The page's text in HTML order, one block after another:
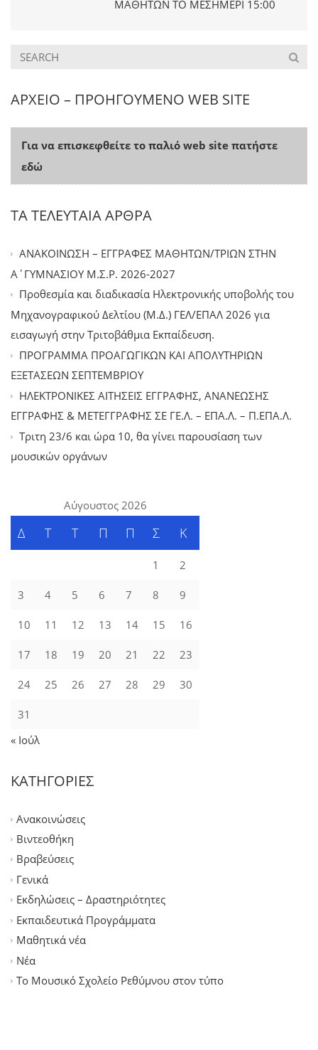
ΜΑΘΗΤΩΝ ΤΟ ΜΕΣΗΜΕΡΙ 15:00
ΑΡΧΕΙΟ – ΠΡΟΗΓΟΥΜΕΝΟ WEB SITE
Για να επισκεφθείτε το παλιό web site πατήστε
εδώ
ΤΑ ΤΕΛΕΥΤΑΙΑ ΑΡΘΡΑ
ΑΝΑΚΟΙΝΩΣΗ – ΕΓΓΡΑΦΕΣ ΜΑΘΗΤΩΝ/ΤΡΙΩΝ ΣΤΗΝ
Α΄ΓΥΜΝΑΣΙΟΥ Μ.Σ.Ρ. 2026-2027
Προθεσμία και διαδικασία Ηλεκτρονικής υποβολής του
Μηχανογραφικού Δελτίου (Μ.Δ.) ΓΕΛ/ΕΠΑΛ 2026 για
εισαγωγή στην Τριτοβάθμια Εκπαίδευση.
ΠΡΟΓΡΑΜΜΑ ΠΡΟΑΓΩΓΙΚΩΝ ΚΑΙ ΑΠΟΛΥΤΗΡΙΩΝ
ΕΞΕΤΑΣΕΩΝ ΣΕΠΤΕΜΒΡΙΟΥ
ΗΛΕΚΤΡΟΝΙΚΕΣ ΑΙΤΗΣΕΙΣ ΕΓΓΡΑΦΗΣ, ΑΝΑΝΕΩΣΗΣ
ΕΓΓΡΑΦΗΣ & ΜΕΤΕΓΓΡΑΦΗΣ ΣΕ ΓΕ.Λ. – ΕΠΑ.Λ. – Π.ΕΠΑ.Λ.
Tριτη 23/6 και ώρα 10, θα γίνει παρουσίαση των
μουσικών οργάνων
Αύγουστος 2026
Δ Τ Τ Π Π Σ Κ
1 2
3 4 5 6 7 8 9
10 11 12 13 14 15 16
17 18 19 20 21 22 23
24 25 26 27 28 29 30
31
« Ιούλ
ΚΑΤΗΓΟΡΙΕΣ
Ανακοινώσεις
Βιντεοθήκη
Βραβεύσεις
Γενικά
Εκδηλώσεις – Δραστηριότητες
Εκπαιδευτικά Προγράμματα
Μαθητικά νέα
Νέα
Το Μουσικό Σχολείο Ρεθύμνου στον τύπο